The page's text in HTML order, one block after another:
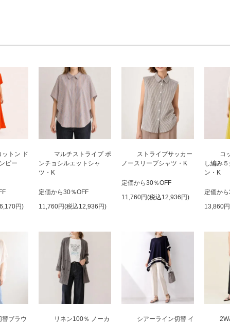
ットン ド
ピー
円)
マルチストライプ ポ
ンチョシルエットシャ
ツ・K
定価から30％OFF
11,760円(税込12,936円)
ストライプサッカー
ノースリーブシャツ・K
定価から30％OFF
11,760円(税込12,936円)
コ
し編み
ン・K
定価か
13,860
替ブラウ リネン100％ ノーカ シアーライン切替 イ